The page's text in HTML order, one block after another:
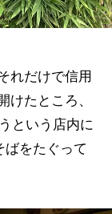
れだけで信用
けたところ、
という店内に
をたぐって